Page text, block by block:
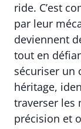
ride. C’est
par leur
deviennent
tout en
sécuriser un
héritage,
traverser les
précision et